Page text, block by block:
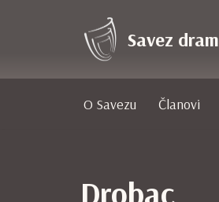
Savez
O Savezu Članovi
Drobac